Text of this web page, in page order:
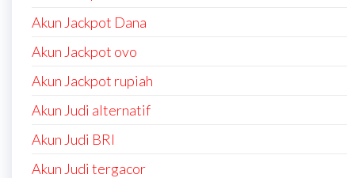
Akun Jackpot Dana
Akun Jackpot ovo
Akun Jackpot rupiah
Akun Judi alternatif
Akun Judi BRI
Akun Judi tergacor